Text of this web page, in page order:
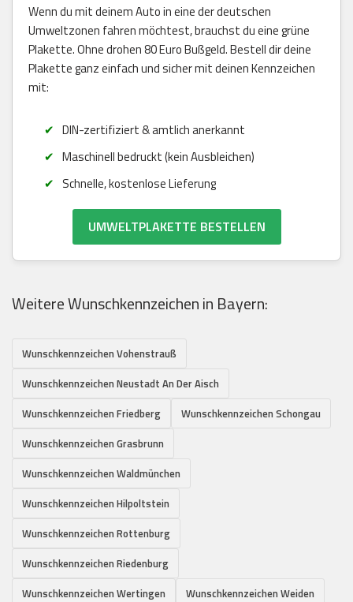
Wenn du mit deinem Auto in eine der deutschen
Umweltzonen fahren möchtest, brauchst du eine grüne
Plakette. Ohne drohen 80 Euro Bußgeld. Bestell dir deine
Plakette ganz einfach und sicher mit deinen Kennzeichen
mit:
DIN-zertifiziert & amtlich anerkannt
Maschinell bedruckt (kein Ausbleichen)
Schnelle, kostenlose Lieferung
UMWELTPLAKETTE BESTELLEN
Weitere Wunschkennzeichen in Bayern:
Wunschkennzeichen Vohenstrauß
Wunschkennzeichen Neustadt An Der Aisch
Wunschkennzeichen Friedberg
Wunschkennzeichen Schongau
Wunschkennzeichen Grasbrunn
Wunschkennzeichen Waldmünchen
Wunschkennzeichen Hilpoltstein
Wunschkennzeichen Rottenburg
Wunschkennzeichen Riedenburg
Wunschkennzeichen Wertingen
Wunschkennzeichen Weiden